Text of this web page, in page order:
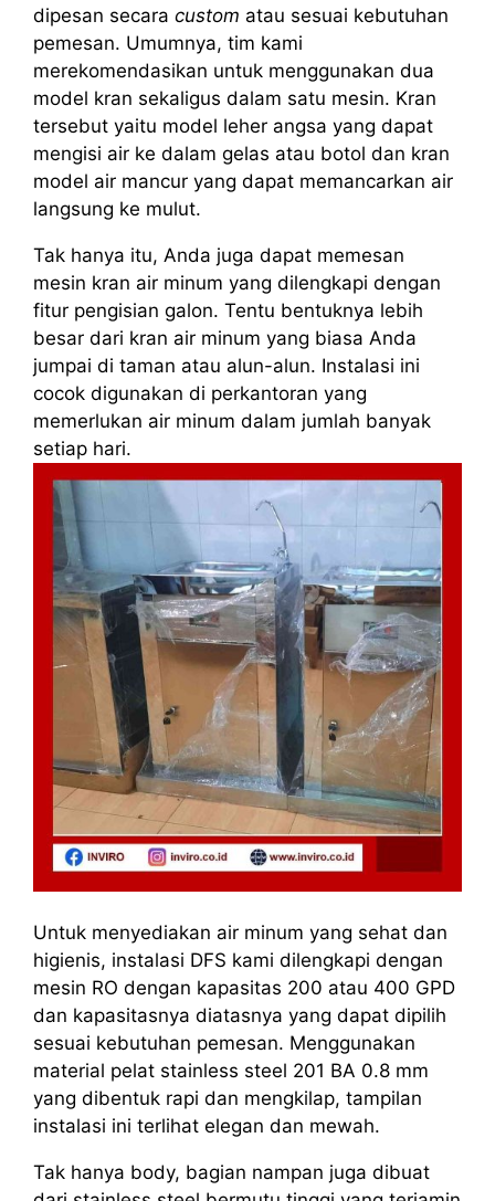
dipesan secara custom atau sesuai kebutuhan
pemesan. Umumnya, tim kami
merekomendasikan untuk menggunakan dua
model kran sekaligus dalam satu mesin. Kran
tersebut yaitu model leher angsa yang dapat
mengisi air ke dalam gelas atau botol dan kran
model air mancur yang dapat memancarkan air
langsung ke mulut.
Tak hanya itu, Anda juga dapat memesan
mesin kran air minum yang dilengkapi dengan
fitur pengisian galon. Tentu bentuknya lebih
besar dari kran air minum yang biasa Anda
jumpai di taman atau alun-alun. Instalasi ini
cocok digunakan di perkantoran yang
memerlukan air minum dalam jumlah banyak
setiap hari.
Untuk menyediakan air minum yang sehat dan
higienis, instalasi DFS kami dilengkapi dengan
mesin RO dengan kapasitas 200 atau 400 GPD
dan kapasitasnya diatasnya yang dapat dipilih
sesuai kebutuhan pemesan. Menggunakan
material pelat stainless steel 201 BA 0.8 mm
yang dibentuk rapi dan mengkilap, tampilan
instalasi ini terlihat elegan dan mewah.
Tak hanya body, bagian nampan juga dibuat